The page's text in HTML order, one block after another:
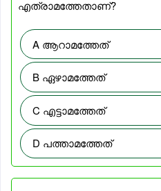
എത്രാമത്തേതാണ്?
A ആറാമത്തേത്
B ഏഴാമത്തേത്
C എട്ടാമത്തേത്
D പത്താമത്തേത്